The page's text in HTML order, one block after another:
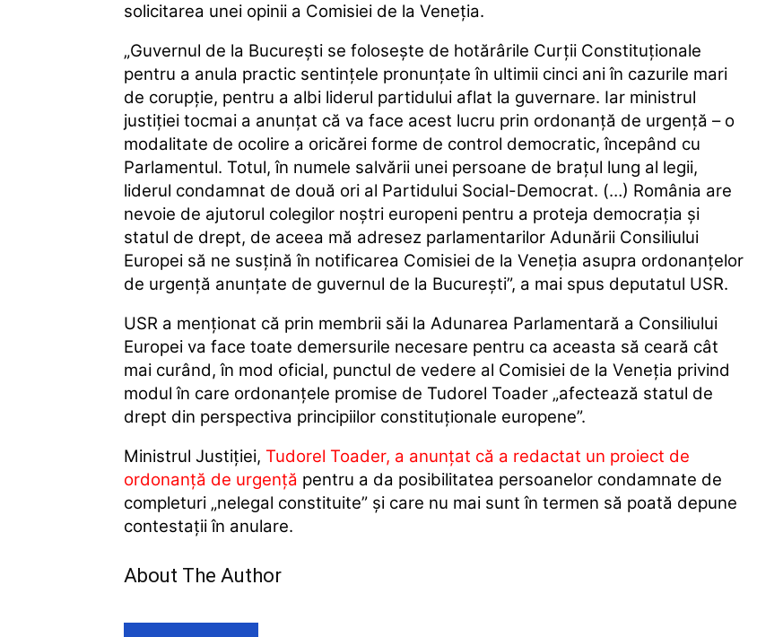
solicitarea unei opinii a Comisiei de la Veneţia.
„Guvernul de la Bucureşti se foloseşte de hotărârile Curţii Constituţionale
pentru a anula practic sentinţele pronunţate în ultimii cinci ani în cazurile mari
de corupţie, pentru a albi liderul partidului aflat la guvernare. Iar ministrul
justiţiei tocmai a anunţat că va face acest lucru prin ordonanţă de urgenţă – o
modalitate de ocolire a oricărei forme de control democratic, începând cu
Parlamentul. Totul, în numele salvării unei persoane de braţul lung al legii,
liderul condamnat de două ori al Partidului Social-Democrat. (…) România are
nevoie de ajutorul colegilor noştri europeni pentru a proteja democraţia şi
statul de drept, de aceea mă adresez parlamentarilor Adunării Consiliului
Europei să ne susţină în notificarea Comisiei de la Veneţia asupra ordonanţelor
de urgenţă anunţate de guvernul de la Bucureşti”, a mai spus deputatul USR.
USR a menţionat că prin membrii săi la Adunarea Parlamentară a Consiliului
Europei va face toate demersurile necesare pentru ca aceasta să ceară cât
mai curând, în mod oficial, punctul de vedere al Comisiei de la Veneţia privind
modul în care ordonanţele promise de Tudorel Toader „afectează statul de
drept din perspectiva principiilor constituţionale europene”.
Ministrul Justiţiei, Tudorel Toader, a anunţat că a redactat un proiect de
ordonanţă de urgenţă pentru a da posibilitatea persoanelor condamnate de
completuri „nelegal constituite” şi care nu mai sunt în termen să poată depune
contestaţii în anulare.
About The Author